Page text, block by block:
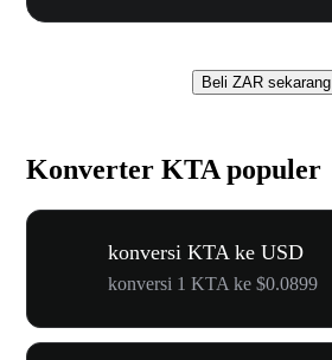
Beli ZAR sekarang
Konverter KTA populer
konversi KTA ke USD
konversi 1 KTA ke $0.0899